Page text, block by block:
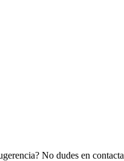
No dudes en